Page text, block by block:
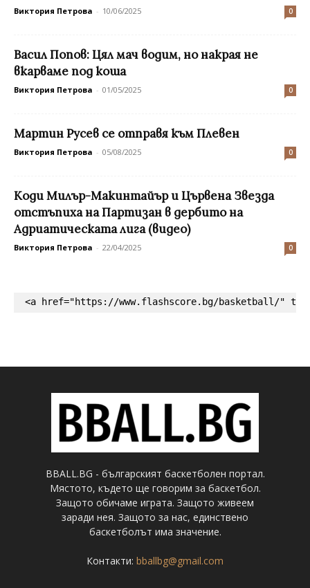
Виктория Петрова - 10/06/2025 0
Васил Попов: Цял мач водим, но накрая не
вкарваме под коша
Виктория Петрова - 01/05/2025 0
Мартин Русев се отправя към Плевен
Виктория Петрова - 05/08/2025 0
Коди Милър-Макинтайър и Цървена Звезда
отстъпиха на Партизан в дербито на
Адриатическата лига (видео)
Виктория Петрова - 22/04/2025 0
<a href="https://www.flashscore.bg/basketball/"
BBALL.BG - българският баскетболен портал.
Мястото, където ще говорим за баскетбол.
Защото обичаме играта. Защото живеем
заради нея. Защото за нас, единствено
баскетболът има значение.
Контакти: bballbg@gmail.com